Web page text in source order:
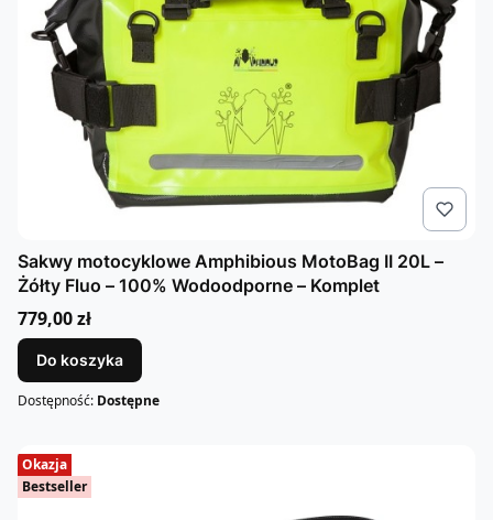
Sakwy motocyklowe Amphibious MotoBag II 20L –
Żółty Fluo – 100% Wodoodporne – Komplet
Cena
779,00 zł
Do koszyka
Dostępność: Dostępne
Okazja
Bestseller